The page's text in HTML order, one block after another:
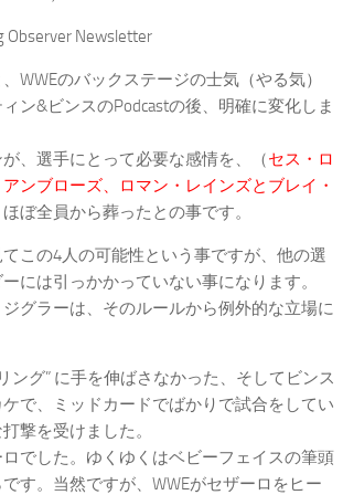
Observer Newsletter
WWEのバックステージの士気（やる気）
ン&ビンスのPodcastの後、明確に変化しま
、選手にとって必要な感情を、（セス・ロ
ンブローズ、ロマン・レインズとブレイ・
ほぼ全員から葬ったとの事です。
この4人の可能性という事ですが、他の選
には引っかかっていない事になります。
グラーは、そのルールから例外的な立場に
ング” に手を伸ばさなかった、そしてビンス
で、ミッドカードでばかりで試合をしてい
撃を受けました。
でした。ゆくゆくはベビーフェイスの筆頭
す。当然ですが、WWEがセザーロをヒー